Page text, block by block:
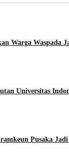
Warga Waspada
Universitas
Pusaka